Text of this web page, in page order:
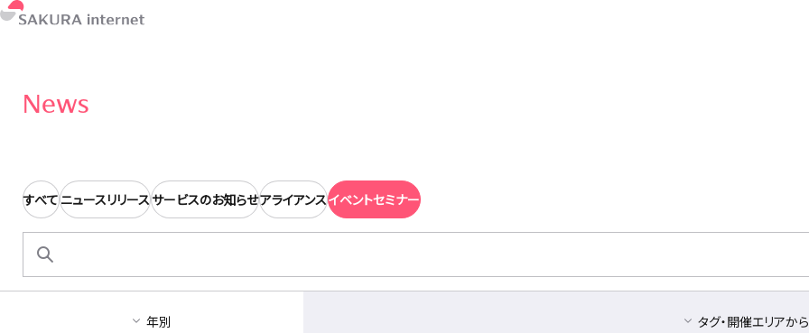
News
すべてニュースリリースサービスのお知らせアライアンスイベントセミナー
年別 タグ・開催エリアか